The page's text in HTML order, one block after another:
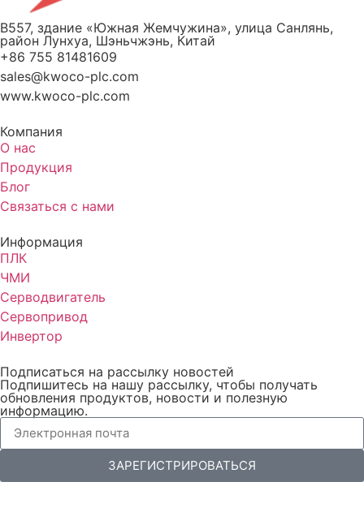
B557, здание «Южная Жемчужина», улица Санлянь,
район Лунхуа, Шэньчжэнь, Китай
+86 755 81481609
sales@kwoco-plc.com
www.kwoco-plc.com
Компания
О нас
Продукция
Блог
Связаться с нами
Информация
ПЛК
ЧМИ
Серводвигатель
Сервопривод
Инвертор
Подписаться на рассылку новостей
Подпишитесь на нашу рассылку, чтобы получать
обновления продуктов, новости и полезную
информацию.
ЗАРЕГИСТРИРОВАТЬСЯ